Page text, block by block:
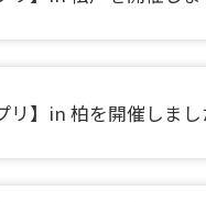
リ】in 柏を開催しまし